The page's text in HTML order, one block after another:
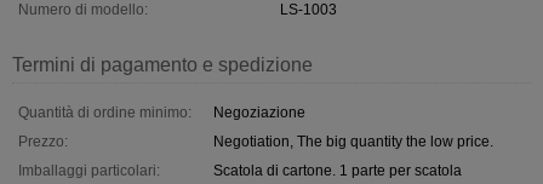
Numero di modello:
LS-1003
Termini di pagamento e spedizione
Quantità di ordine minimo:
Negoziazione
Prezzo:
Negotiation, The big quantity the low price.
Imballaggi particolari:
Scatola di cartone. 1 parte per scatola